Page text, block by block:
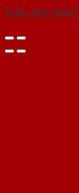
Quên mật khẩu?